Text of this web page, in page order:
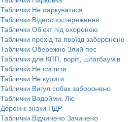
Таблички Не паркуватися
Таблички Відеоспостереження
Таблички Об’єкт під охороною
Таблички прохід та проїзд заборонено
Таблички Обережно Злий пес
Таблички для КПП, воріт, шлагбаумів
Таблички Не смітити
Таблички Не курити
Таблички Вигул собак заборонено
Таблички Водойми, Ліс
Дорожні знаки ПДР
Таблички Відчинено Зачинено